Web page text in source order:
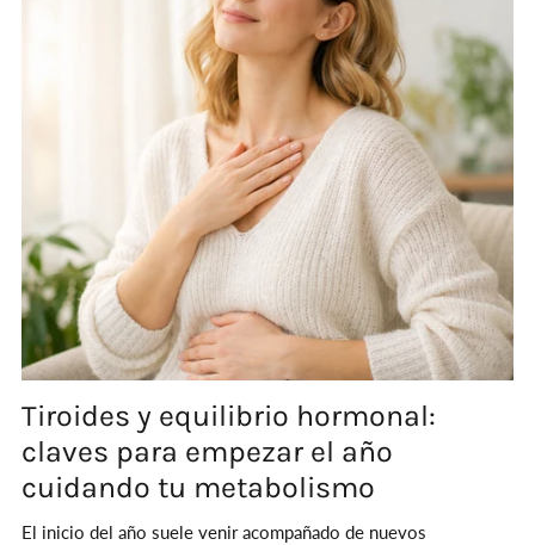
Tiroides y equilibrio hormonal:
claves para empezar el año
cuidando tu metabolismo
El inicio del año suele venir acompañado de nuevos